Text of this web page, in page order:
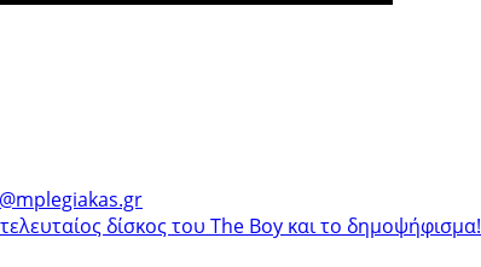
δίσκος του The Boy και το δημοψήφισμα!